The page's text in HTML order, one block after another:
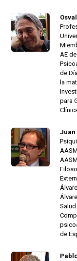
AE
de
la
para
Juan
de